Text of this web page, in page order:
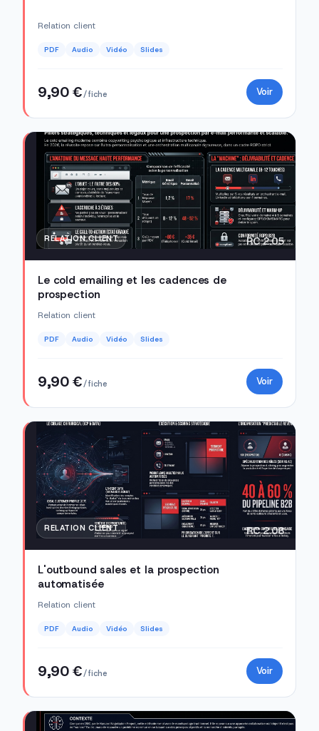
Relation client
PDF Audio Vidéo Slides
9,90 €/ fiche Voir
RELATION CLIENT RC 2.05
Le cold emailing et les cadences de
prospection
Relation client
PDF Audio Vidéo Slides
9,90 €/ fiche Voir
RELATION CLIENT RC 2.06
L'outbound sales et la prospection
automatisée
Relation client
PDF Audio Vidéo Slides
9,90 €/ fiche Voir